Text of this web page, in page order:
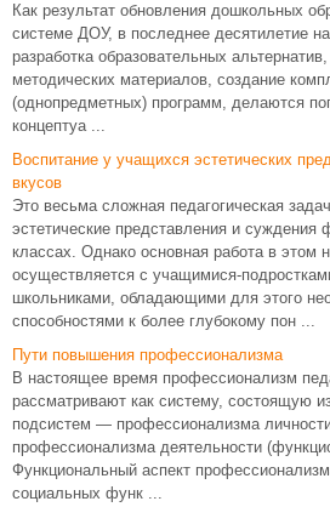
Как результат обновления дошкольных
системе ДОУ, в последнее десятилетие
разработка образовательных
методических материалов, создание
(однопредметных) программ, делаются
концептуа ...
Воспитание у учащихся эстетических
вкусов
Это весьма сложная педагогическая
эстетические представления и
классах. Однако основная работа в этом
осуществляется с учащимися-
школьниками, обладающими для этого
способностями к более глубокому пон ...
Пути повышения профессионализма
В настоящее время профессионализм
рассматривают как систему, состоящую
подсистем — профессионализма
профессионализма деятельности
Функциональный аспект
социальных функ ...